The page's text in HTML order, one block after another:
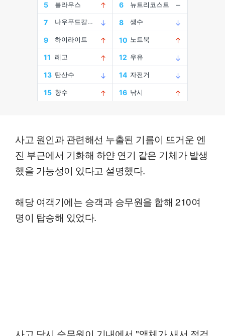
사고 원인과 관련해선 누출된 기름이 뜨거운 엔
진 부근에서 기화해 하얀 연기 같은 기체가 발생
했을 가능성이 있다고 설명했다.
해당 여객기에는 승객과 승무원을 합해 210여
명이 탑승해 있었다.
사고 당시 승무원이 기내에서 "액체가 새서 점검